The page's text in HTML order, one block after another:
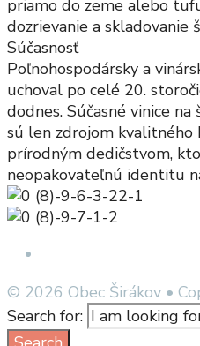
priamo do zeme alebo
dozrievanie a skladovanie
Súčasnosť
Poľnohospodársky a
uchoval po celé 20.
dodnes. Súčasné vinice
sú len zdrojom kvalitného
prírodným dedičstvom,
neopakovateľnú identitu
© 2026 Obec Širákov •
Search for: